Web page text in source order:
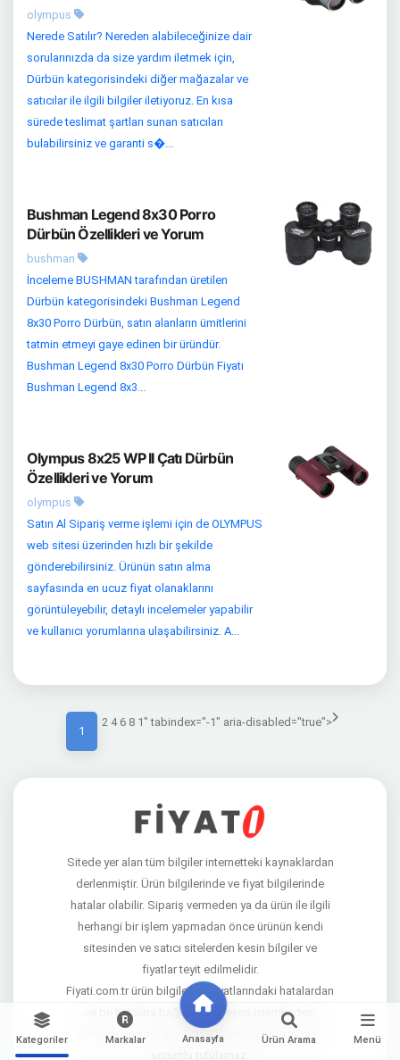
Kategoriler Markalar Anasayfa Ürün Arama Menü
olympus
Nerede Satılır? Nereden alabileceğinize dair
sorularınızda da size yardım iletmek için,
Dürbün kategorisindeki diğer mağazalar ve
satıcılar ile ilgili bilgiler iletiyoruz. En kısa
sürede teslimat şartları sunan satıcıları
bulabilirsiniz ve garanti s�...
Bushman Legend 8x30 Porro
Dürbün Özellikleri ve Yorum
bushman
İnceleme BUSHMAN tarafından üretilen
Dürbün kategorisindeki Bushman Legend
8x30 Porro Dürbün, satın alanların ümitlerini
tatmin etmeyi gaye edinen bir üründür.
Bushman Legend 8x30 Porro Dürbün Fiyatı
Bushman Legend 8x3...
Olympus 8x25 WP II Çatı Dürbün
Özellikleri ve Yorum
olympus
Satın Al Sipariş verme işlemi için de OLYMPUS
web sitesi üzerinden hızlı bir şekilde
gönderebilirsiniz. Ürünün satın alma
sayfasında en ucuz fiyat olanaklarını
görüntüleyebilir, detaylı incelemeler yapabilir
ve kullanıcı yorumlarına ulaşabilirsiniz. A...
1
2 4 6 8 1" tabindex="-1" aria-disabled="true">
Sitede yer alan tüm bilgiler internetteki kaynaklardan
derlenmiştir. Ürün bilgilerinde ve fiyat bilgilerinde
hatalar olabilir. Sipariş vermeden ya da ürün ile ilgili
herhangi bir işlem yapmadan önce ürünün kendi
sitesinden ve satıcı sitelerden kesin bilgiler ve
fiyatlar teyit edilmelidir.
Fiyati.com.tr ürün bilgileri ve fiyatlarındaki hatalardan
ve bu hatalara bağlı gerçekleşen işlemlerden,
zararlardan ve 3. kişilerin uğrayacağı zararlardan